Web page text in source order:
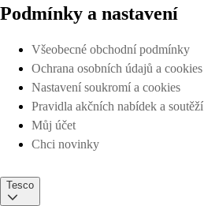
Podmínky a nastavení
Všeobecné obchodní podmínky
Ochrana osobních údajů a cookies
Nastavení soukromí a cookies
Pravidla akčních nabídek a soutěží
Můj účet
Chci novinky
Tesco